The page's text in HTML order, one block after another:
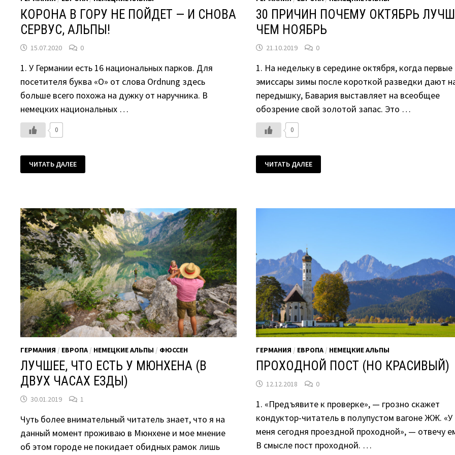
КОРОНА В ГОРУ НЕ ПОЙДЕТ — И СНОВА
СЕРВУС, АЛЬПЫ!
15.07.2020 0
1. У Германии есть 16 национальных парков. Для
посетителя буква «О» от слова Ordnung здесь
больше всего похожа на дужку от наручника. В
немецких национальных …
0
В
ГОРУ
СНОВА
СЕРВУС,
АЛЬПЫ!
ЧИТАТЬ ДАЛЕЕ
30 ПРИЧИН ПОЧЕМУ ОКТЯБРЬ
ЧЕМ НОЯБРЬ
21.10.2019 0
1. На недельку в середине октября, когда первые
эмиссары зимы после короткой разведки дают
передышку, Бавария выставляет на всеобщее
обозрение свой золотой запас. Это …
0
ПРИЧИН
ПОЧЕМУ
ЧИТАТЬ ДАЛЕЕ
ГЕРМАНИЯ / ЕВРОПА / НЕМЕЦКИЕ АЛЬПЫ / ФЮССЕН
ЛУЧШЕЕ, ЧТО ЕСТЬ У МЮНХЕНА (В
ДВУХ ЧАСАХ ЕЗДЫ)
30.01.2019 1
Чуть более внимательный читатель знает, что я на
данный момент проживаю в Мюнхене и мое мнение
об этом городе не покидает обидных рамок лишь
ГЕРМАНИЯ / ЕВРОПА / НЕМЕЦКИЕ АЛЬПЫ
ПРОХОДНОЙ ПОСТ (НО КРАСИВЫЙ)
12.12.2018 0
1. «Предъявите к проверке», — грозно скажет
кондуктор-читатель в полупустом вагоне ЖЖ. «У
меня сегодня проездной проходной», — отвечу
В смысле пост проходной. …